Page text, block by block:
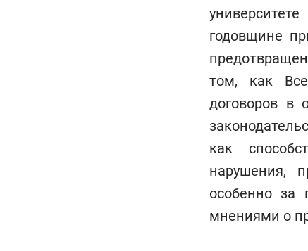
годовщине
том, как
договоров в
как
нарушения,
особенно
мнениями о